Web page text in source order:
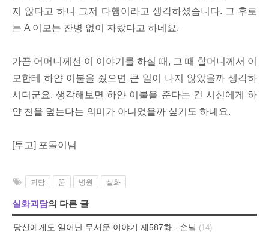
지 않다고 하니 그저 다행이라고 생각하셨습니다. 그 후로
는 A 이모는 잔병 없이 자랐다고 하네요.
가끔 어머니께선 이 이야기를 하실 때, 그 때 할머니께서 이
모한테 하얀 이불을 줬으면 큰 일이 나지 않았을까 생각하
시더군요. 생각해보면 하얀 이불을 준다는 건 시신에게 하
얀 천을 덮는다는 의미가 아니었을까 싶기도 하네요.
[투고] 포돌이님
괴담 꿈 병원 실화
실화괴담의 다른 글
당신에게도 일어난 무서운 이야기 제587화 - 손님 (14)